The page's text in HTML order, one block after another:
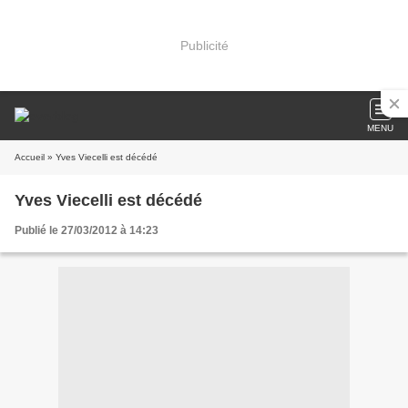
Publicité
MENU
Accueil » Yves Viecelli est décédé
Yves Viecelli est décédé
Publié le 27/03/2012 à 14:23